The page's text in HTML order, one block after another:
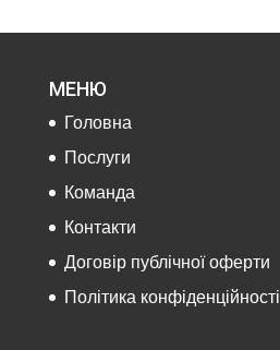
МЕНЮ
Головна
Послуги
Команда
Контакти
Договір публічної оферти
Політика конфіденційності